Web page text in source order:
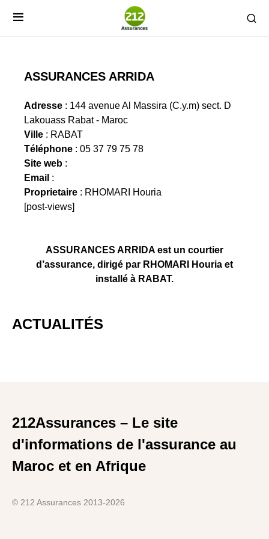
ASSURANCES ARRIDA
Adresse : 144 avenue Al Massira (C.y.m) sect. D
Lakouass Rabat - Maroc
Ville : RABAT
Téléphone : 05 37 79 75 78
Site web :
Email :
Proprietaire : RHOMARI Houria
[post-views]
ASSURANCES ARRIDA est un courtier
d’assurance, dirigé par RHOMARI Houria et
installé à RABAT.
ACTUALITÉS
212Assurances – Le site
d'informations de l'assurance au
Maroc et en Afrique
© 212 Assurances 2013-2026